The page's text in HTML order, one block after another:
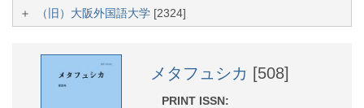
（旧）大阪外国語大学 [2324]
メタフュシカ [508]
PRINT ISSN: